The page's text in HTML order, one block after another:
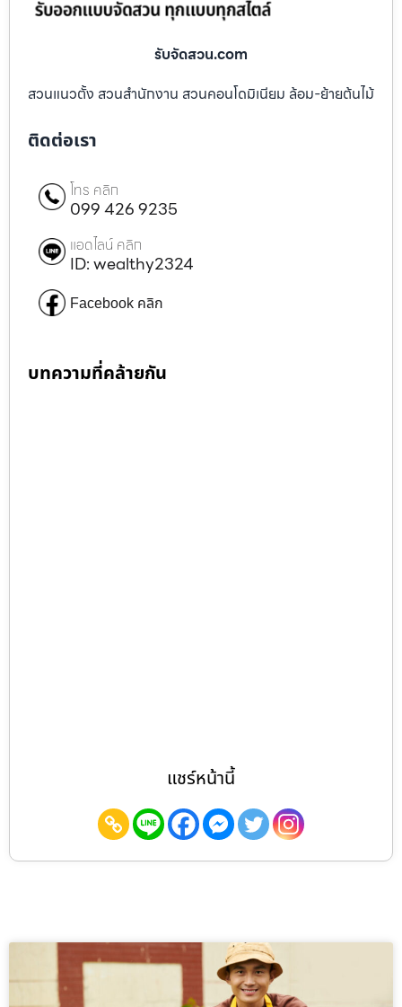
รับจัดสวน.com
สวนแนวตั้ง สวนสำนักงาน สวนคอนโดมิเนียม ล้อม-ย้ายต้นไม้
ติดต่อเรา
โทร คลิก
099 426 9235
แอดไลน์ คลิก
ID: wealthy2324
Facebook คลิก
บทความที่คล้ายกัน
แชร์หน้านี้